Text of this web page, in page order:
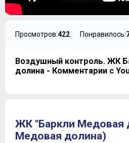
Просмотров:422 Понравилось:
Воздушный контроль. ЖК
долина - Комментарии с
ЖК "Баркли Медовая
Медовая долина)